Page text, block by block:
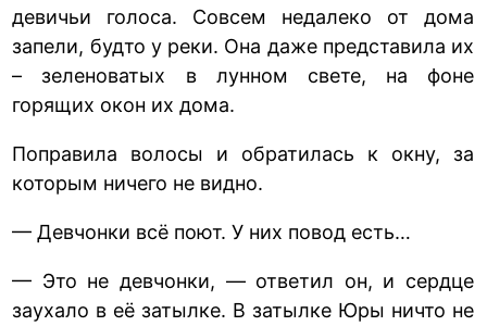
девичьи голоса. Совсем недалеко от дома
запели, будто у реки. Она даже представила их
– зеленоватых в лунном свете, на фоне
горящих окон их дома.
Поправила волосы и обратилась к окну, за
которым ничего не видно.
— Девчонки всё поют. У них повод есть…
— Это не девчонки, — ответил он, и сердце
заухало в её затылке. В затылке Юры ничто не